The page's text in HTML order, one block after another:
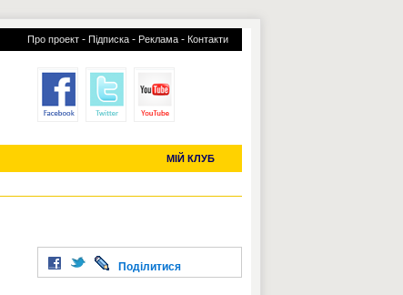
Про проект - Підписка - Реклама - Контакти
МІЙ КЛУБ
УСІ ТРАНСФЕРИ
Поділитися